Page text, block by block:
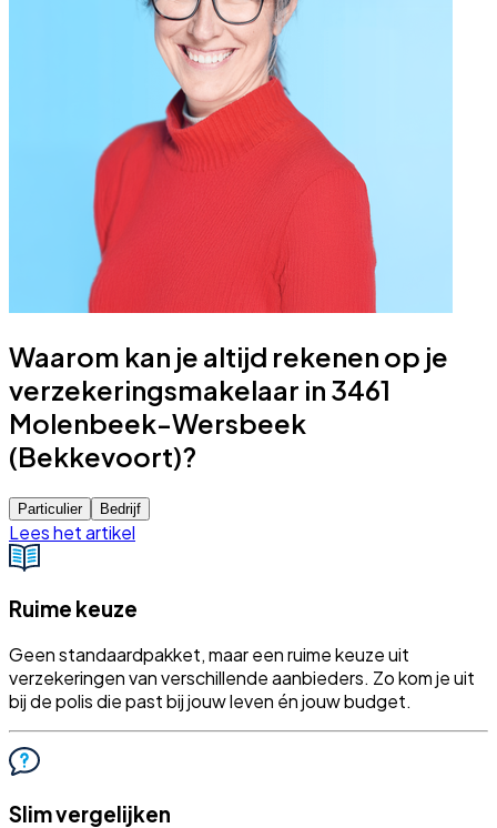
Waarom kan je altijd rekenen op je
verzekeringsmakelaar in 3461
Molenbeek-Wersbeek
(Bekkevoort)?
Particulier Bedrijf
Lees het artikel
Ruime keuze
Geen standaardpakket, maar een ruime keuze uit
verzekeringen van verschillende aanbieders. Zo kom je uit
bij de polis die past bij jouw leven én jouw budget.
Slim vergelijken